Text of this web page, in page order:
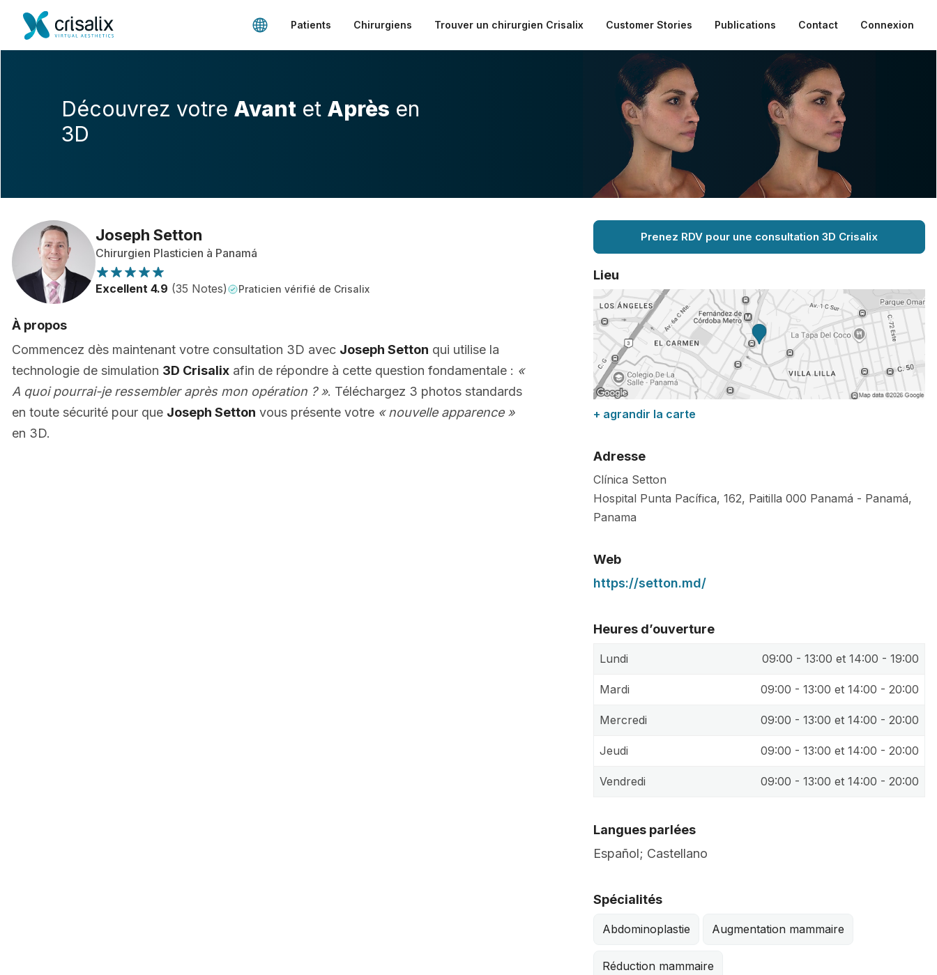
Patients Chirurgiens Trouver un chirurgien Crisalix Customer Stories Publications Contact Connexion
Découvrez votre Avant et Après en
3D
Joseph Setton
Chirurgien Plasticien à Panamá
Excellent 4.9 (35 Notes) Praticien vérifié de Crisalix
À propos
Commencez dès maintenant votre consultation 3D avec Joseph Setton qui utilise la
technologie de simulation 3D Crisalix afin de répondre à cette question fondamentale : «
A quoi pourrai-je ressembler après mon opération ? ». Téléchargez 3 photos standards
en toute sécurité pour que Joseph Setton vous présente votre « nouvelle apparence »
en 3D.
Prenez RDV pour une consultation 3D Crisalix
Lieu
+ agrandir la carte
Adresse
Clínica Setton
Hospital Punta Pacífica, 162, Paitilla 000 Panamá - Panamá,
Panama
Web
https://setton.md/
Heures d’ouverture
Lundi 09:00 - 13:00 et 14:00 - 19:00
Mardi 09:00 - 13:00 et 14:00 - 20:00
Mercredi 09:00 - 13:00 et 14:00 - 20:00
Jeudi 09:00 - 13:00 et 14:00 - 20:00
Vendredi 09:00 - 13:00 et 14:00 - 20:00
Langues parlées
Español; Castellano
Spécialités
Abdominoplastie Augmentation mammaire
Réduction mammaire